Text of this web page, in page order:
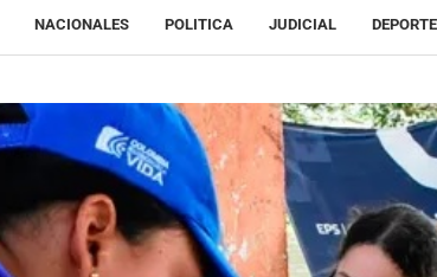
NACIONALES POLITICA JUDICIAL